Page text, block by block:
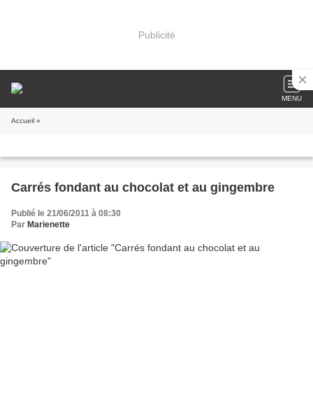
Publicité
MENU
Accueil »
Carrés fondant au chocolat et au gingembre
Publié le 21/06/2011 à 08:30
Par Marienette